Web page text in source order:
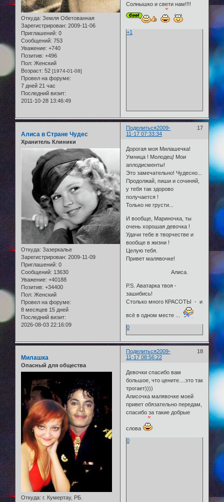
Откуда: Земля Обетованная
Зарегистрирован: 2009-11-06
Приглашений: 0
Сообщений: 753
Уважение: +740
Позитив: +496
Пол: Женский
Возраст: 52 [1974-01-08]
Провел на форуме:
7 дней 21 час
Последний визит:
2011-10-28 13:46:49
Солнышко и свети нам!!!!
+1
Поделиться 17
2009-
11-17 07:33:34
Алиса в Стране Чудес
Хранитель Клиники
Откуда: Зазеркалье
Зарегистрирован: 2009-11-09
Приглашений: 0
Сообщений: 13630
Уважение: +40188
Позитив: +34400
Пол: Женский
Провел на форуме:
8 месяцев 15 дней
Последний визит:
2026-08-03 22:16:09
Дорогая моя Милашечка!
Умница ! Молодец! Мои
аплодисменты!
Это замечательно! Чудесно...
Продолжай, пиши и сочиняй,
у тебя так здорово
получается !
Только не грусти...
И вообще, Мариночка, ты
очень хорошая девочка !
Удачи тебе в творчестве и
вообще в жизни !
Целую тебя.
Привет малявочке!
Алиса.
Р.S. Аватарка твоя -
зашибись!
Столько много КРАСОТЫ - и
всё в одном месте ...
0
Поделиться 18
2009-
11-17 08:56:22
Милашка
Опасный для общества
Откуда: г. Кумертау, РБ.
Девочки спасибо вам
большое, что цените....это так
трогает))))
Алисочка малявочке моей
привет обязательно передам,
спасибо за такие добрые
слова
0